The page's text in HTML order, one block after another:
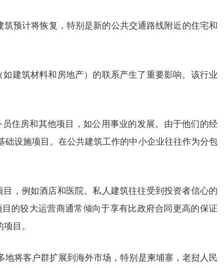
预计将恢复，特别是新的公共交通路线附近的住宅和
建筑材料和房地产）的联系产生了重要影响。该行业
住房和其他项目，如公用事业的发展。由于他们的经
设施项目。在公共建筑工作的中小企业往往作为分包
，例如酒店和医院。私人建筑往往受到投资者信心的
的较大运营商通常倾向于享有比政府合同更高的保证
目。
将客户群扩展到海外市场，特别是柬埔寨，老挝人民